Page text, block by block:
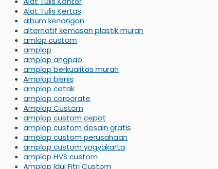
Alat Tulis Kertas
album kenangan
alternatif kemasan plastik murah
amlop custom
amplop
amplop angpao
amplop berkualitas murah
Amplop bisnis
amplop cetak
amplop corporate
Amplop Custom
amplop custom cepat
amplop custom desain gratis
amplop custom perusahaan
amplop custom yogyakarta
amplop HVS custom
Amplop Idul Fitri Custom